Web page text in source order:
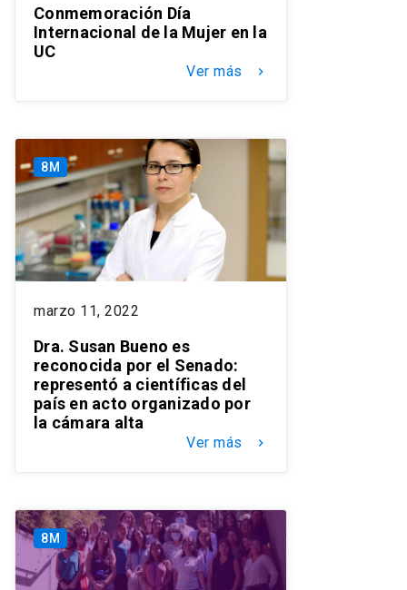
Conmemoración Día
Internacional de la Mujer en la
UC
Ver más keyboard_arrow_right
8M
marzo 11, 2022
Dra. Susan Bueno es
reconocida por el Senado:
representó a científicas del
país en acto organizado por
la cámara alta
Ver más keyboard_arrow_right
8M